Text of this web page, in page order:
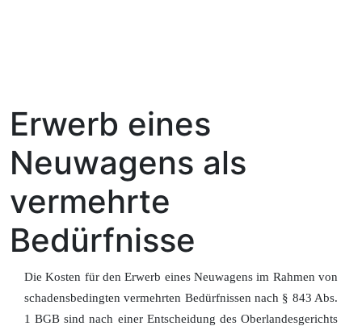
Erwerb eines
Neuwagens als
vermehrte
Bedürfnisse
Die Kosten für den Erwerb eines Neuwagens im Rahmen von
schadensbedingten vermehrten Bedürfnissen nach § 843 Abs.
1 BGB sind nach einer Entscheidung des Oberlandesgerichts